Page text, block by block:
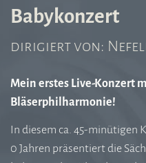
Babykonzert
dirigiert von:
Mein erstes Live-Konzert
Bläserphilharmonie!
In diesem ca. 45-minütigen
0 Jahren präsentiert die